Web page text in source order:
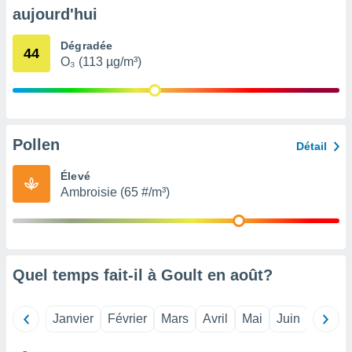
ou
de la
non
des
le
le
aujourd'hui
44 Dégradée
O₃ (113 µg/m³)
Pollen Détail
Élevé
Ambroisie (65 #/m³)
Quel temps fait-il à Goult en août?
Janvier Février Mars Avril Mai Juin Juillet